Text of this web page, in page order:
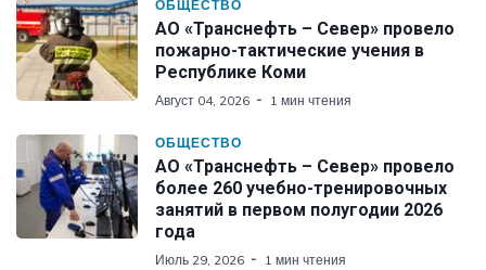
ОБЩЕСТВО
АО «Транснефть – Север» провело
пожарно-тактические учения в
Республике Коми
Август 04, 2026 1 мин чтения
ОБЩЕСТВО
АО «Транснефть – Север» провело
более 260 учебно-тренировочных
занятий в первом полугодии 2026
года
Июль 29, 2026 1 мин чтения